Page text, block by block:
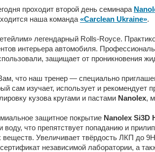
проходит второй день семинара
наша команда «Carclean Ukraine».
легендарный Rolls-Royce.
интерьера автомобиля.
защищает от проникновения
что наш тренер — специально
сам изучает, использует и рекомендует
кузова кругами и пастами Nanolex,
защитное покрытие Nanolex Si3D
воду, что препятствует попаданию и
веществ. Увеличивает твёрдость ЛКП до
независимой лаборатории, а